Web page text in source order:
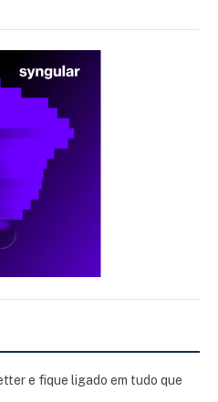
e fique ligado em tudo que